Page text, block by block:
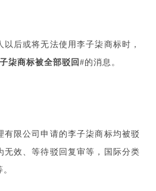
后或将无法使用李子柒商标时，
柒商标被全部驳回 #的消息。
有限公司申请的李子柒商标均被驳
无效、等待驳回复审等，国际分类